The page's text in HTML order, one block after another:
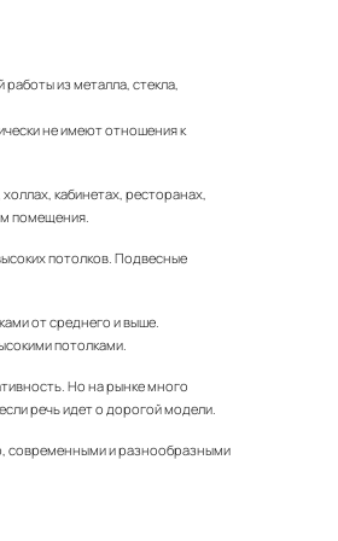
из металла, стекла,
не имеют отношения к
кабинетах, ресторанах,
помещения.
потолков. Подвесные
от среднего и выше.
потолками.
Но на рынке много
речь идет о дорогой модели.
современными и разнообразными